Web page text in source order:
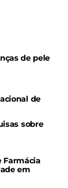
de pele
de
sobre
Farmácia
em